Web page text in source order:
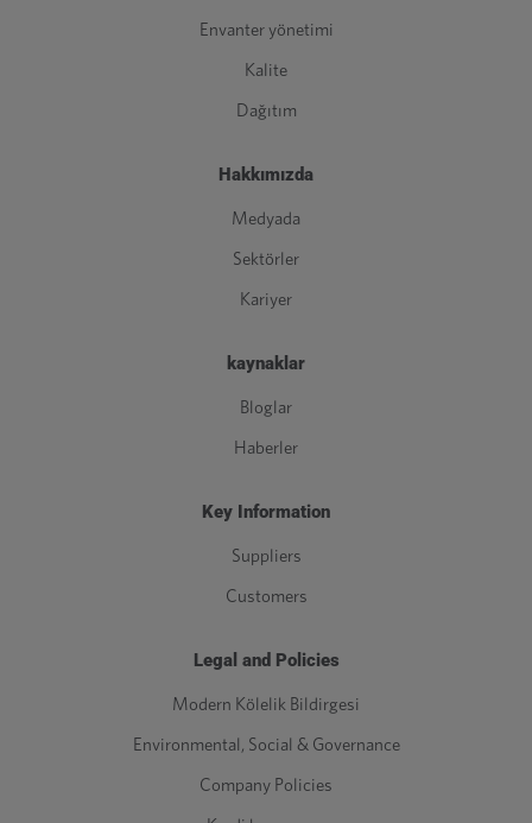
Envanter yönetimi
Kalite
Dağıtım
Hakkımızda
Medyada
Sektörler
Kariyer
kaynaklar
Bloglar
Haberler
Key Information
Suppliers
Customers
Legal and Policies
Modern Kölelik Bildirgesi
Environmental, Social & Governance
Company Policies